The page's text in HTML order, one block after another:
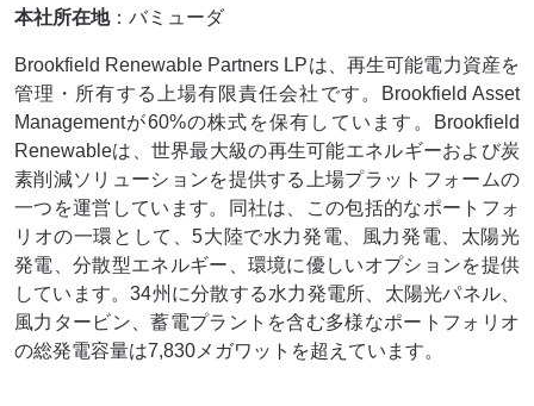
本社所在地：バミューダ
Brookfield Renewable Partners LPは、再生可能電力資産を
管理・所有する上場有限責任会社です。Brookfield Asset
Managementが60%の株式を保有しています。Brookfield
Renewableは、世界最大級の再生可能エネルギーおよび炭
素削減ソリューションを提供する上場プラットフォームの
一つを運営しています。同社は、この包括的なポートフォ
リオの一環として、5大陸で水力発電、風力発電、太陽光
発電、分散型エネルギー、環境に優しいオプションを提供
しています。34州に分散する水力発電所、太陽光パネル、
風力タービン、蓄電プラントを含む多様なポートフォリオ
の総発電容量は7,830メガワットを超えています。